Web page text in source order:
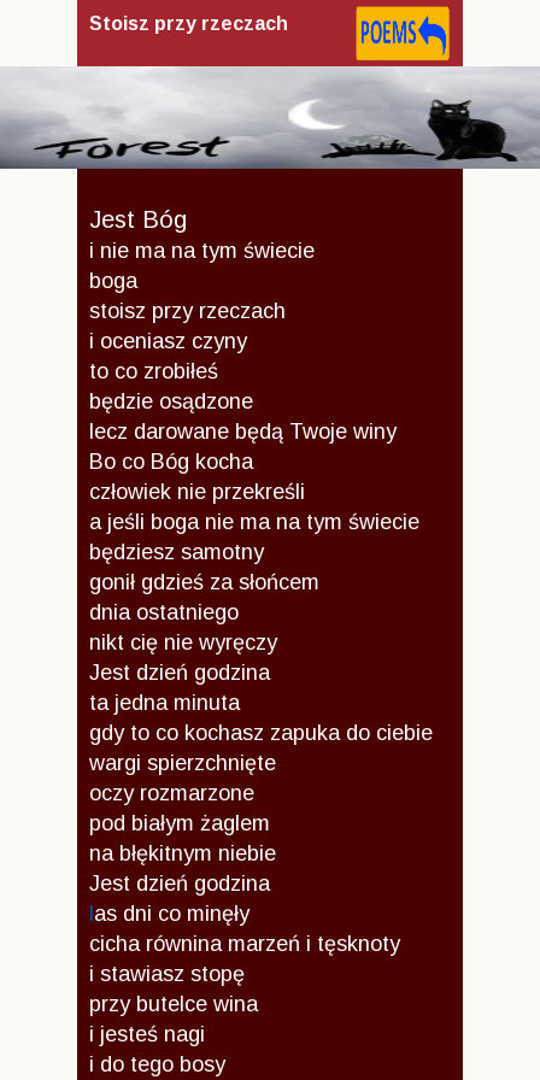
Stoisz przy rzeczach
Jest Bóg
i nie ma na tym świecie
boga
stoisz przy rzeczach
i oceniasz czyny
to co zrobiłeś
będzie osądzone
lecz darowane będą Twoje winy
Bo co Bóg kocha
człowiek nie przekreśli
a jeśli boga nie ma na tym świecie
będziesz samotny
gonił gdzieś za słońcem
dnia ostatniego
nikt cię nie wyręczy
Jest dzień godzina
ta jedna minuta
gdy to co kochasz zapuka do ciebie
wargi spierzchnięte
oczy rozmarzone
pod białym żaglem
na błękitnym niebie
Jest dzień godzina
as dni co minęły
cicha równina marzeń i tęsknoty
i stawiasz stopę
przy butelce wina
i jesteś nagi
i do tego bosy